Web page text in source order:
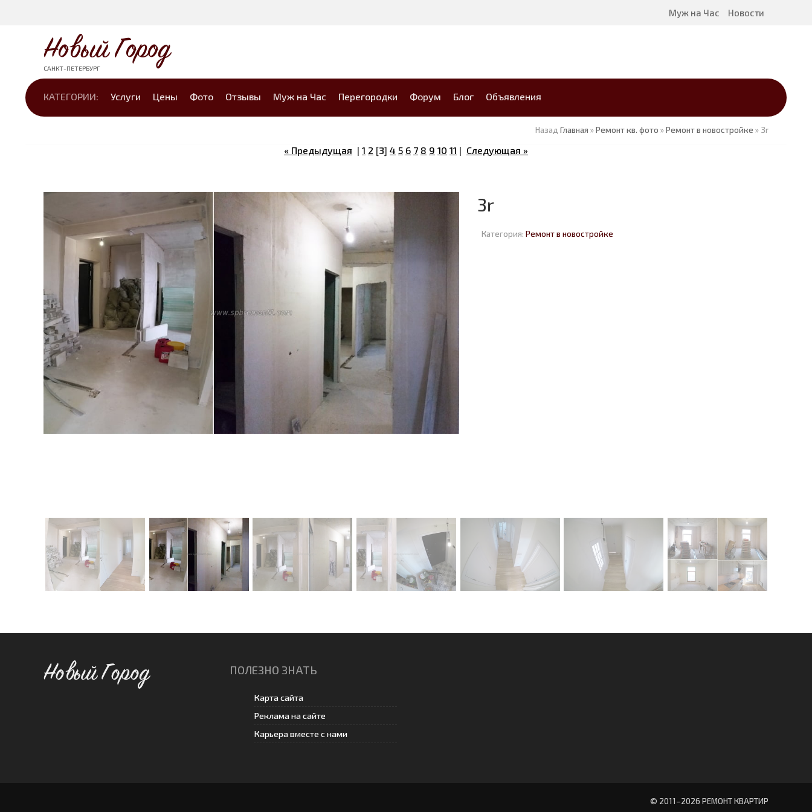
Муж на Час Новости
Новый Город
САНКТ-ПЕТЕРБУРГ
КАТЕГОРИИ: Услуги Цены Фото Отзывы Муж на Час Перегородки Форум Блог Объявления
Назад Главная »Ремонт кв. фото »Ремонт в новостройке » 3r
« Предыдущая | 1 2 [3] 4 5 6 7 8 9 10 11 | Следующая »
3r
Категория: Ремонт в новостройке
Новый Город ПОЛЕЗНО ЗНАТЬ
Карта сайта
Реклама на сайте
Карьера вместе с нами
© 2011–2026 РЕМОНТ КВАРТИР